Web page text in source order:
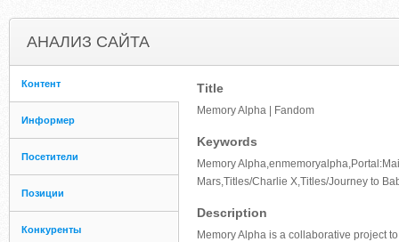
АНАЛИЗ САЙТА
Контент
Информер
Посетители
Позиции
Конкуренты
Title
Memory Alpha | Fandom
Keywords
Memory
Mars,Titles/Charlie X,Titles/Journey to
Description
Memory Alpha is a collaborative project